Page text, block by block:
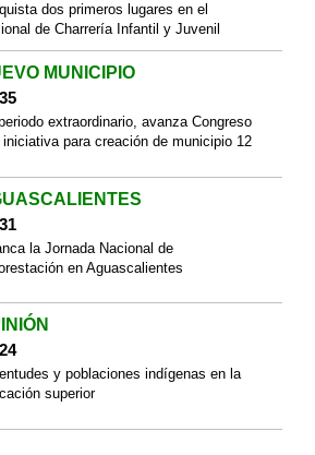
dos primeros lugares en el
de Charrería Infantil y Juvenil
MUNICIPIO
extraordinario, avanza Congreso
iniciativa para creación de municipio 12
la Jornada Nacional de
en Aguascalientes
y poblaciones indígenas en la
superior